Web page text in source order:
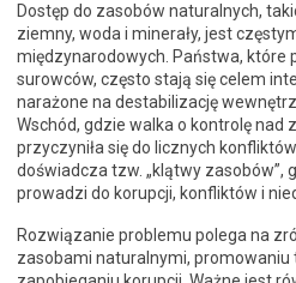
Dostęp do zasobów naturalnych,
ziemny, woda i minerały, jest
międzynarodowych. Państwa, które
surowców, często stają się celem
narażone na destabilizację
Wschód, gdzie walka o kontrolę nad
przyczyniła się do licznych
doświadcza tzw. „klątwy zasobów”,
prowadzi do korupcji, konfliktów i
Rozwiązanie problemu polega na
zasobami naturalnymi, promowaniu